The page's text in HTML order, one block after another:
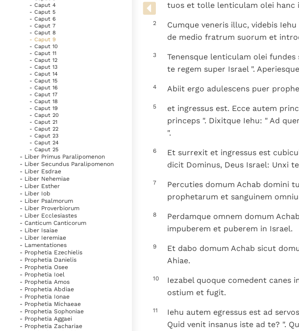
Denzinger Gebruiksvoorwaarden
koninkrijk te
groeit stilletjes
liefde, niet door
dwang
mystieke
verschijnselen en
heiligheid
- Caput 4
- Caput 5
- Caput 6
- Caput 7
- Caput 8
- Caput 9
- Caput 10
- Caput 11
- Caput 12
- Caput 13
- Caput 14
- Caput 15
- Caput 16
- Caput 17
- Caput 18
- Caput 19
- Caput 20
- Caput 21
- Caput 22
- Caput 23
- Caput 24
- Caput 25
- Liber Primus Paralipomenon
- Liber Secundus Paralipomenon
- Liber Esdrae
- Liber Nehemiae
- Liber Esther
- Liber Iob
- Liber Psalmorum
- Liber Proverbiorum
- Liber Ecclesiastes
- Canticum Canticorum
- Liber Isaiae
- Liber Ieremiae
- Lamentationes
- Prophetia Ezechielis
- Prophetia Danielis
- Prophetia Osee
- Prophetia Ioel
- Prophetia Amos
- Prophetia Abdiae
- Prophetia Ionae
- Prophetia Michaeae
- Prophetia Sophoniae
- Prophetia Aggaei
- Prophetia Zachariae
tuos et tolle lenticulam olei hanc
2
Cumque veneris illuc, videbis
de medio fratrum suorum et
3
Tenensque lenticulam olei
te regem super Israel ".
4 Abiit ergo adulescens puer
5
et ingressus est. Ecce autem
princeps ". Dixitque Iehu: " Ad
".
6
Et surrexit et ingressus est
dicit Dominus, Deus Israel: Unxi
7
Percuties domum Achab domini
prophetarum et sanguinem
8
Perdamque omnem domum
impuberem et puberem in Israel.
9
Et dabo domum Achab sicut
Ahiae.
10
Iezabel quoque comedent canes
ostium et fugit.
11
Iehu autem egressus est ad
Quid venit insanus iste ad te? ".